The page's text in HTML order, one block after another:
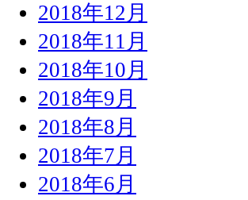
2018年12月
2018年11月
2018年10月
2018年9月
2018年8月
2018年7月
2018年6月